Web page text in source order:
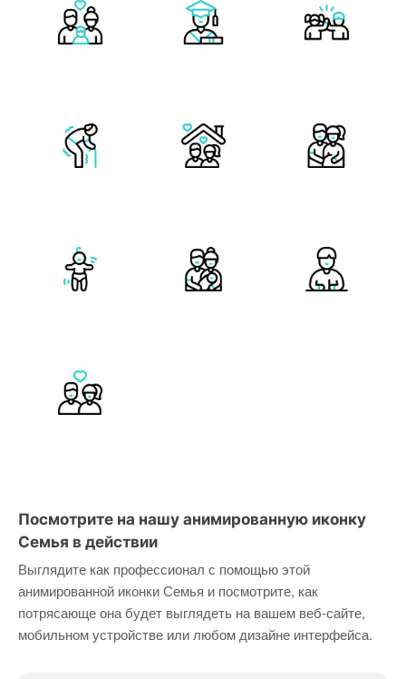
Посмотрите на нашу анимированную иконку
Семья в действии
Выглядите как профессионал с помощью этой
анимированной иконки Семья и посмотрите, как
потрясающе она будет выглядеть на вашем веб-сайте,
мобильном устройстве или любом дизайне интерфейса.